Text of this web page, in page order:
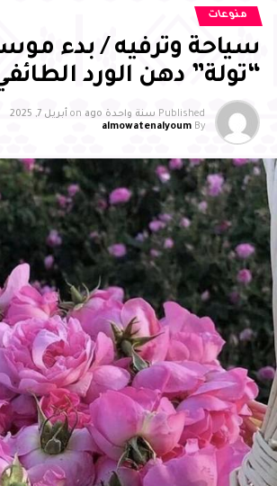
تطوير منظومة الحدائق والارتقاء بها بما
المجتمع ويعزز جودة الحياة ويعكس اهتمام
حضرية مستدامة وآمنة لجميع السكان
منوعات
سياحة وترفيه / بدء
“تولة” دهن الورد
Published سنة واحدة ago on أبريل 7, 2025
By
almowatenalyoum